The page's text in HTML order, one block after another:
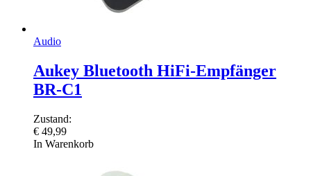
Audio
Aukey Bluetooth HiFi-Empfänger
BR-C1
Zustand:
€ 49,99
In Warenkorb